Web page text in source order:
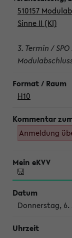
510157
Sinne II (Kl)
3. Termin /
H10
Anmeldung
Donnerstag, 6.